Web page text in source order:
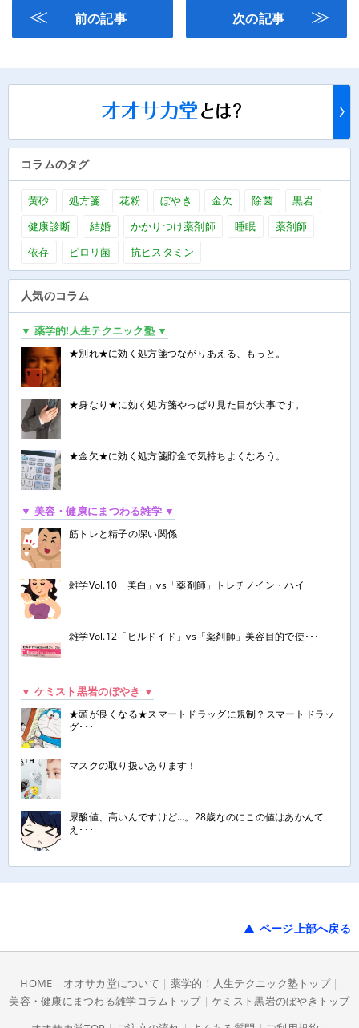
≪ 前の記事 次の記事 ≫
コラムのタグ
黄砂 処方箋 花粉 ぼやき 金欠 除菌
黒岩
健康診断
結婚 かかりつけ薬剤師 睡眠
薬剤師
依存
ピロリ菌 抗ヒスタミン
人気のコラム
▼ 薬学的!人生テクニック塾 ▼
★別れ★に効く処方箋つながりあえる、もっと。
★身なり★に効く処方箋やっぱり見た目が大事です。
★金欠★に効く処方箋貯金で気持ちよくなろう。
▼ 美容・健康にまつわる雑学 ▼
筋トレと精子の深い関係
雑学Vol.10「美白」vs「薬剤師」トレチノイン・ハイ･･･
雑学Vol.12「ヒルドイド」vs「薬剤師」美容目的で使･･･
▼ ケミスト黒岩のぼやき ▼
★頭が良くなる★スマートドラッグに規制？スマートドラッ
グ･･･
マスクの取り扱いあります！
尿酸値、高いんですけど…。28歳なのにこの値はあかんて
え･･･
ページ上部へ戻る
HOME | オオサカ堂について | 薬学的！人生テクニック塾トップ|
美容・健康にまつわる雑学コラムトップ| ケミスト黒岩のぼやきトップ